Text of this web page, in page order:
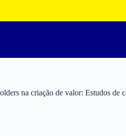
na criação de valor: Estudos de